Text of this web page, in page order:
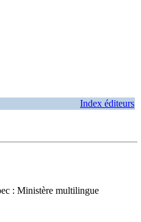
Index éditeurs
: Ministère multilingue